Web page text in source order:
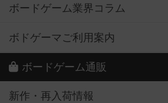
ボードゲーム業界コラム
ボドゲーマご利用案内
ボードゲーム通販
新作・再入荷情報